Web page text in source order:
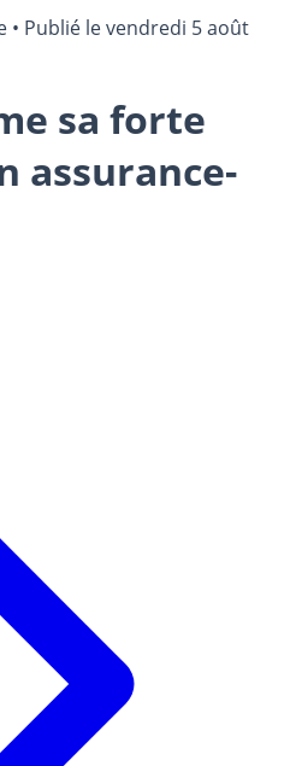
• Publié levendredi 5 août
sa forte
assurance-